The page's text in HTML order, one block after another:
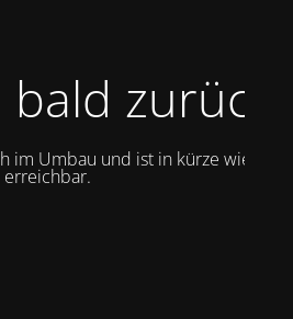
zurück
im Umbau und ist in kürze wieder
erreichbar.